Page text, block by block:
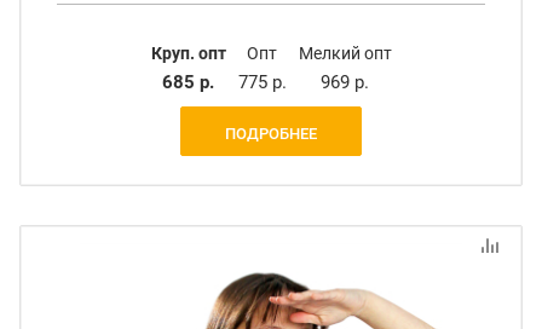
Круп. опт
685 р.
Опт
775 р.
Мелкий опт
969 р.
ПОДРОБНЕЕ